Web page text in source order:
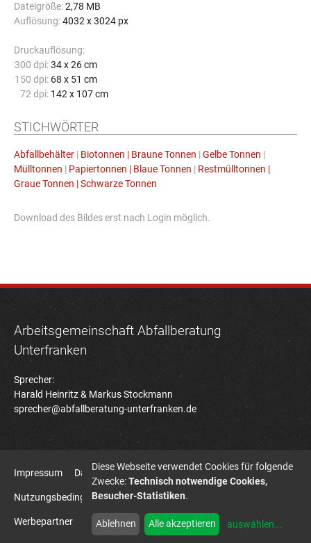
Dateigröße:2,78 MB
Auflösung:4032 x 3024 px
Druckauflösung:
300 dpi: 34 x 26 cm
150 dpi: 68 x 51 cm
72 dpi: 142 x 107 cm
STICHWÖRTER
Abfallbehälter | Biotonnen | Braune Tonnen | Gelbe Tonnen |
Mülltonnen | Papiertonnen | Blaue Tonnen | Restmülltonnen |
Graue Tonnen | Schwarze Tonnen
Download des Bildes erst nach Login möglich.
Arbeitsgemeinschaft Abfallberatung
Unterfranken
Sprecher:
Harald Heinritz & Markus Stockmann
sprecher@abfallberatung-unterfranken.de
Impressum Datenschutz
Nutzungsbedingungen Bildatenbank Sitemap
Werbepartner HD7B Agentur für Kommunikation
Diese Webseite verwendet Cookies für folgende
Zwecke:Technisch notwendige Cookies,
Besucher-Statistiken.
Ablehnen Alle akzeptieren auswählen...